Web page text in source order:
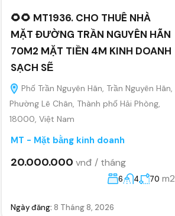
🌻🌻 MT1936. CHO THUÊ NHÀ
MẶT ĐƯỜNG TRẦN NGUYÊN HÃN
70M2 MẶT TIỀN 4M KINH DOANH
SẠCH SẼ
Phố Trần Nguyên Hãn, Trần Nguyên Hãn,
Phường Lê Chân, Thành phố Hải Phòng,
18000, Việt Nam
MT - Mặt bằng kinh doanh
20.000.000 vnđ / tháng
6 4 70 m2
Ngày đăng: 8 Tháng 8, 2026